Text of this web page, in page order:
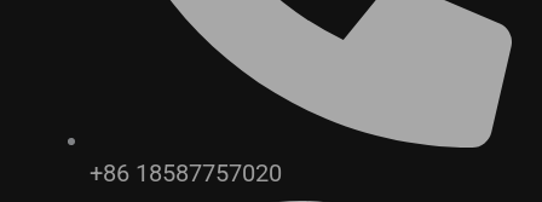
+86 18587757020